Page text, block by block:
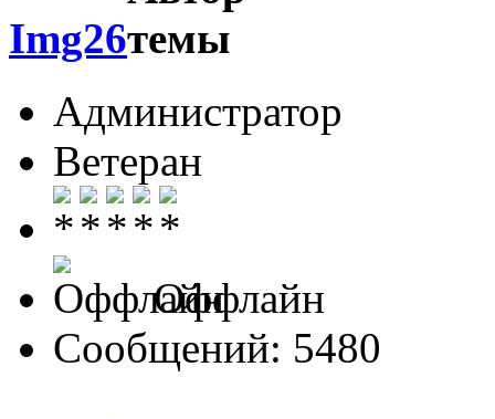
Img26
Администратор
Ветеран
Оффлайн
Сообщений: 5480